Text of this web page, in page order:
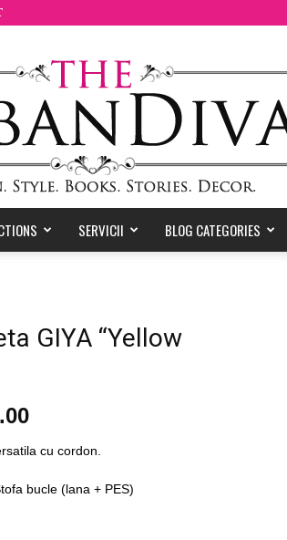
SERVICII BLOG CATEGORIES
GIYA “Yellow
cu cordon.
bucle (lana + PES)